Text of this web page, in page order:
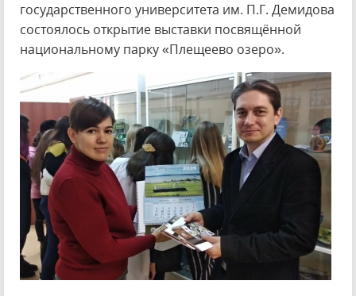
государственного университета им. П.Г. Демидова
состоялось открытие выставки посвящённой
национальному парку «Плещеево озеро».